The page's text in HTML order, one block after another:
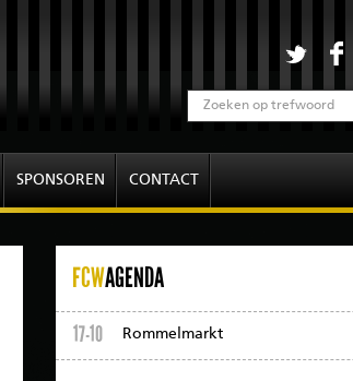
SPONSOREN CONTACT
FCWAGENDA
17-10 Rommelmarkt